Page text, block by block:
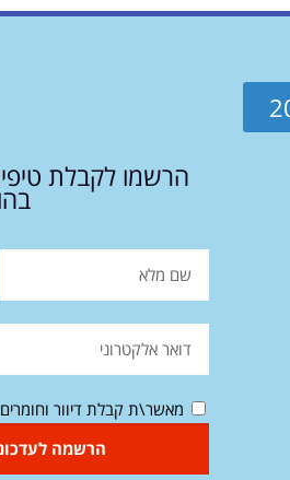
הרשמו לקבלת
מאשר\ת קבלת דיוור
הרשמה